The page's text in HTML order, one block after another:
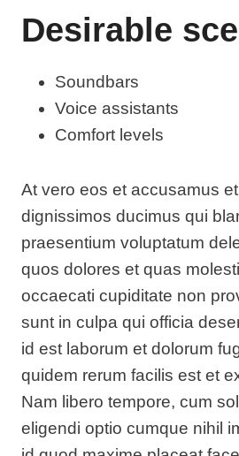
Desirable
Soundbars
Voice assistants
Comfort levels
At vero eos et accusamus
dignissimos ducimus qui
praesentium voluptatum
quos dolores et quas
occaecati cupiditate non
sunt in culpa qui officia
id est laborum et dolorum
quidem rerum facilis est et
Nam libero tempore, cum
eligendi optio cumque nihil